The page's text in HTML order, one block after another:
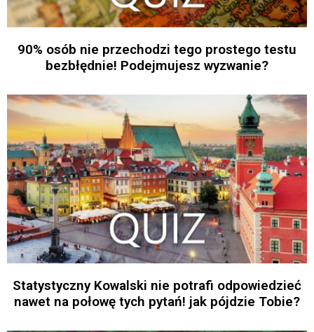
90% osób nie przechodzi tego prostego testu
bezbłędnie! Podejmujesz wyzwanie?
Statystyczny Kowalski nie potrafi odpowiedzieć
nawet na połowę tych pytań! jak pójdzie Tobie?